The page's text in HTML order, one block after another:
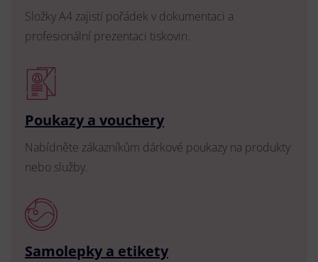
Složky A4 zajistí pořádek v dokumentaci a
profesionální prezentaci tiskovin.
Poukazy a vouchery
Nabídněte zákazníkům dárkové poukazy na produkty
nebo služby.
Samolepky a etikety